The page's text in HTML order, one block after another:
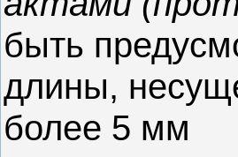
быть
длины,
более 5 мм